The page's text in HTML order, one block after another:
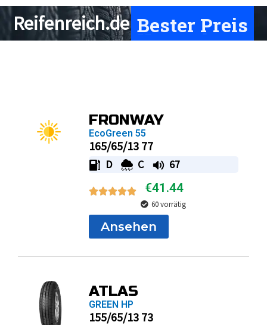
Reifenreich.de Bester Preis
FRONWAY
EcoGreen 55
165/65/13 77
D C 67
€41.44
60 vorrätig
Ansehen
ATLAS
GREEN HP
155/65/13 73